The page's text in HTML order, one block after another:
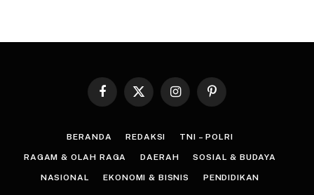
Facebook
X
InstagramPinterest
BERANDA REDAKSI TNI – POLRI
RAGAM & OLAH RAGA DAERAH SOSIAL & BUDAYA
NASIONAL EKONOMI & BISNIS PENDIDIKAN